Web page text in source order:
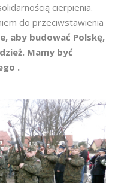
cierpienia.
do przeciwstawienia
aby budować Polskę,
Mamy być
.